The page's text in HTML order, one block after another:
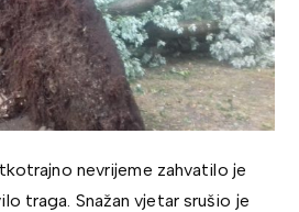
nevrijeme zahvatilo je
traga. Snažan vjetar srušio je